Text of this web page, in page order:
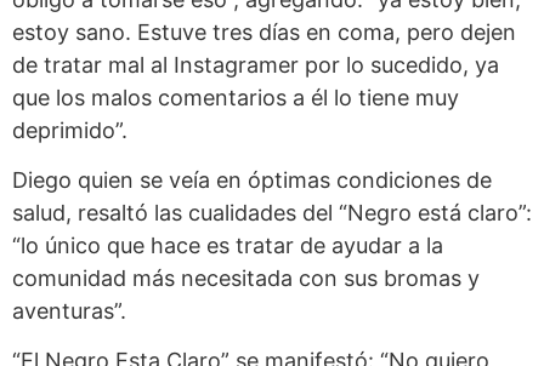
estoy sano. Estuve tres días en coma, pero dejen
de tratar mal al Instagramer por lo sucedido, ya
que los malos comentarios a él lo tiene muy
deprimido”.
Diego quien se veía en óptimas condiciones de
salud, resaltó las cualidades del “Negro está claro”:
“lo único que hace es tratar de ayudar a la
comunidad más necesitada con sus bromas y
aventuras”.
“El Negro Esta Claro” se manifestó: “No quiero